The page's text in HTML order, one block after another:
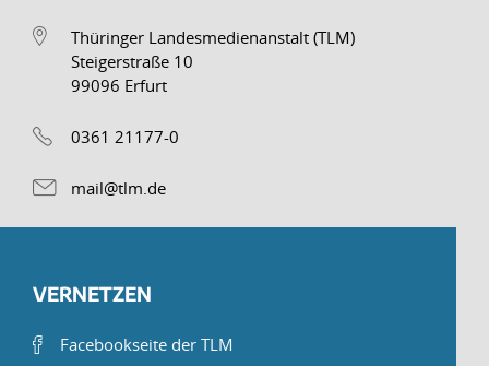
Thüringer Landesmedienanstalt (TLM)
Steigerstraße 10
99096 Erfurt
0361 21177-0
mail@tlm.de
VERNETZEN
Facebookseite der TLM